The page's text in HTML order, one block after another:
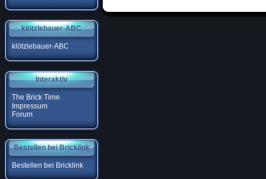
klötzlebauer-ABC
klötzlebauer-ABC
Interaktiv
The Brick Time
Impressum
Forum
Bestellen bei Bricklink
Bestellen bei Bricklink